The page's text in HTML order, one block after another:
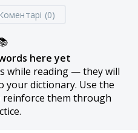
Коментарі (0)
here yet
while reading — they will
your dictionary. Use the
reinforce them through